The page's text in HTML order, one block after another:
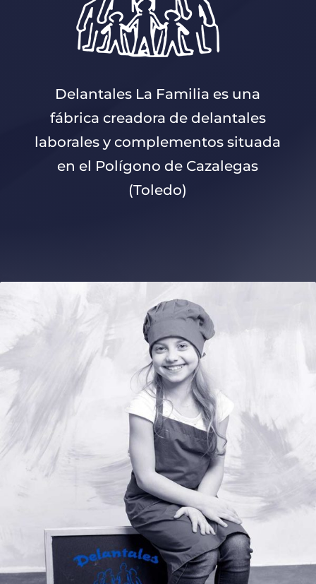
Delantales La Familia es una
fábrica creadora de delantales
laborales y complementos situada
en el Polígono de Cazalegas
(Toledo)